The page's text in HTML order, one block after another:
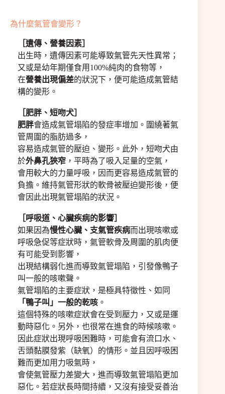
為什麼氣管會變形？
［遺傳、營養因素］
出生時，遺傳因素可能導致氣管先天性異常；
又或是幼年期僅食用100%純肉的食物等，
在營養出現偏差的狀況下，便可能造成氣管結
構的變形。
［肥胖、短吻犬］
肥胖會造成氣管塌陷的發症率增加。圍繞著氣
管周圍的脂肪過多，
容易造成氣管的壓迫、變形。此外，短吻犬由
於外鼻孔狹窄 ，平時為了吸入足量的空氣，
會用較大的力量呼吸，因而更容易造成氣管的
負擔。維持氣管形狀的軟骨被壓迫變形後，便
會因此出現氣管塌陷的狀況。
［呼吸道、心臟疾病的影響］
如果因為慢性心臟、支氣管疾病而出現咳嗽或
呼吸急促等症狀時，氣管軟骨及周圍的肌肉便
有可能受到影響，
出現結構弱化進而導致氣管塌陷，引發像鴨子
叫一般的咳嗽聲。
氣管塌陷的主要症狀，是極具特徵性、如同
「鴨子叫」一般的乾咳 。
這個特殊的咳嗽症狀會在受到壓力，又或是運
動時惡化。另外，也很常在進食的時候咳嗽。
因此症狀出現呼吸困難時，可能會有流口水、
舌頭黏膜發紫（缺氧）的情形。並且因呼吸困
難而更加用力吸氣時，
會使氣管壓力差變大，進而導致氣管塌陷更加
惡化。若症狀長時間持續，又沒有接受妥善治